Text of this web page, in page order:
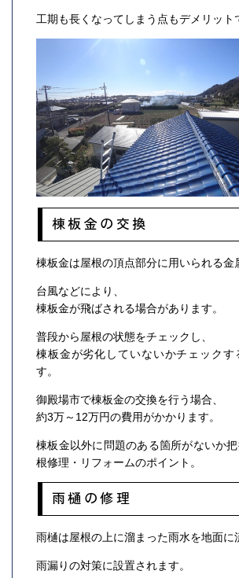
工期も長くなってしまう点もデメリット
棟板金の交換
棟板金は屋根の頂点部分に用いられる金
台風などにより、
棟板金が飛ばされる場合があります。
普段から屋根の状態をチェックし、
棟板金が劣化していないかチェックす
す。
御殿場市で棟板金の交換を行う場合、
約3万～12万円の費用がかかります。
棟板金以外に問題のある箇所がないか
根修理・リフォームのポイント。
雨樋の修理
雨樋は屋根の上に溜まった雨水を地面に
雨漏りの対策に設置されます。